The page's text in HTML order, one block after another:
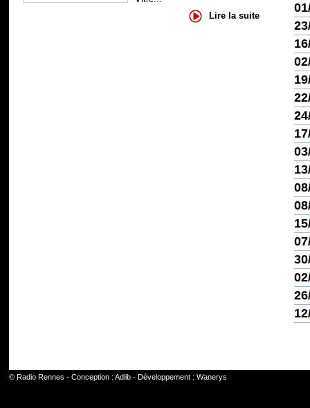
Lire la suite
© Radio Rennes - Conception : Adlib- Développement : Wanerys